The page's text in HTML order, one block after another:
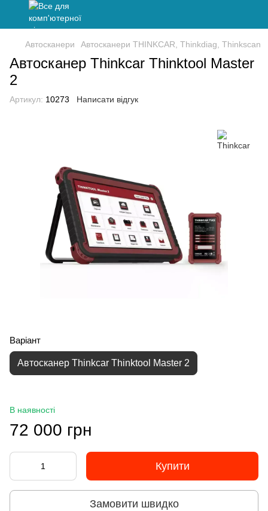
Автосканери Автосканери THINKCAR, Thinkdiag, Thinkscan
Автосканер Thinkcar Thinktool Master
2
Артикул: 10273 Написати відгук
Варіант
Автосканер Thinkcar Thinktool Master 2
В наявності
72 000 грн
Купити
Замовити швидко